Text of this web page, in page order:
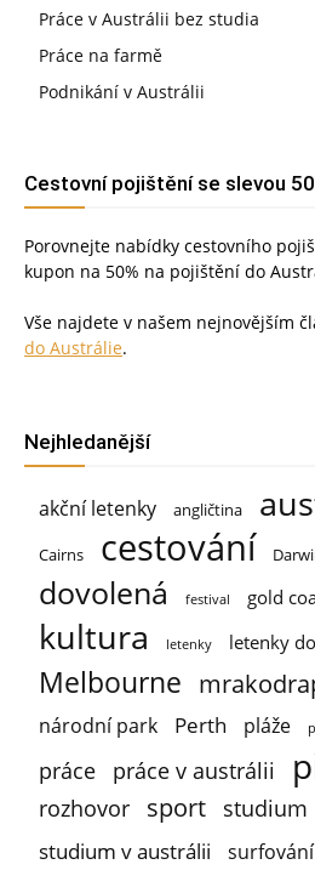
Práce v Austrálii bez studia
Práce na farmě
Podnikání v Austrálii
Cestovní pojištění se slevou
Porovnejte nabídky cestovního
kupon na 50% na pojištění do
Vše najdete v našem nejnovějším
do Austrálie.
Nejhledanější
akční letenky angličtina
Cairns cestování
dovolená festival gold
kultura letenky letenky
Melbourne
národní park Perth pláže
práce práce v austrálii
rozhovor sport studium
studium v austrálii surfování